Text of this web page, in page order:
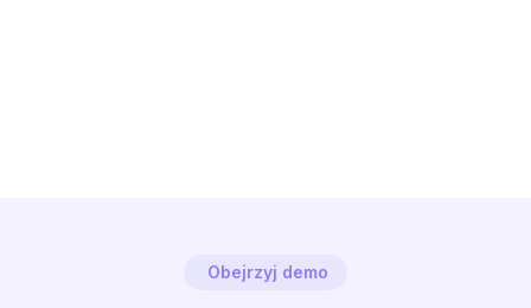
Obejrzyj demo